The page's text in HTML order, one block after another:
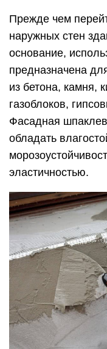
Прежде чем
наружных стен
основание,
предназначена
из бетона, камня,
газоблоков,
Фасадная
обладать
эластичностью.